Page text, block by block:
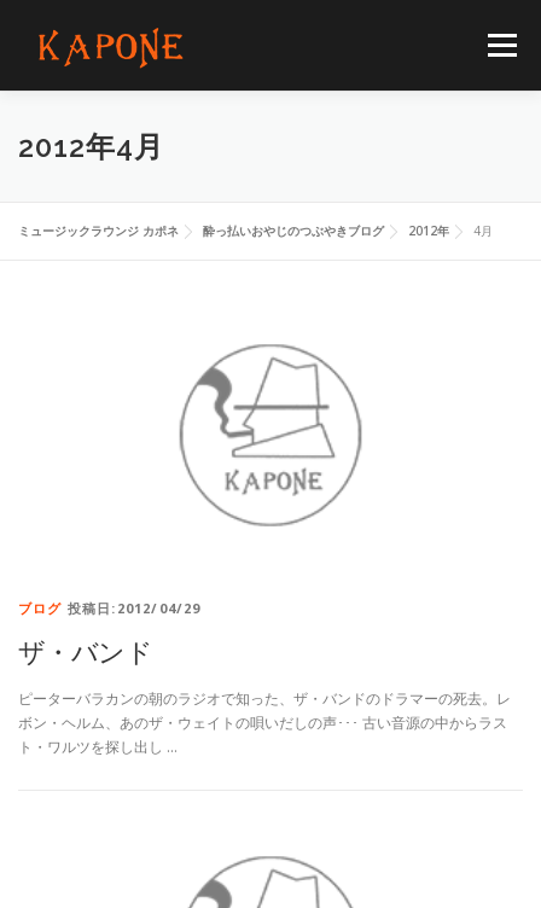
メニュー
HOME MENUS
FLOORGUIDE ACCESS CONTACT
2012年4月
ミュージックラウンジ カポネ 酔っ払いおやじのつぶやきブログ 2012年 4月
ブログ 投稿日:2012/04/29
ザ・バンド
ピーターバラカンの朝のラジオで知った、ザ・バンドのドラマーの死去。レ
ボン・ヘルム、あのザ・ウェイトの唄いだしの声･･･ 古い音源の中からラス
ト・ワルツを探し出し …